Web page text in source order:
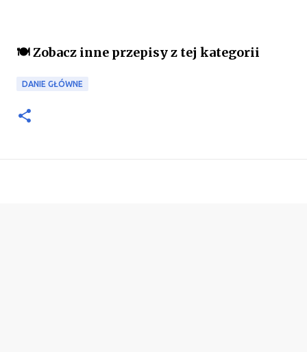
🍽️ Zobacz inne przepisy z tej kategorii
DANIE GŁÓWNE